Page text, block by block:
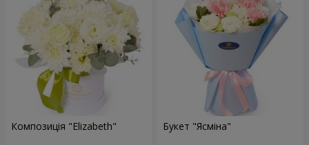
Композиція "Elizabeth" Букет "Ясміна"